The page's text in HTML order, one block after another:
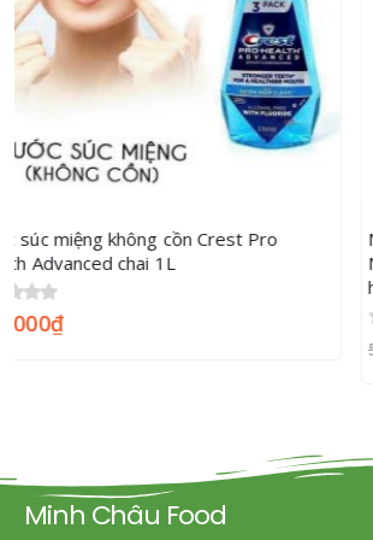
Nước uống đẹp da The Collagen Shiseido
Nhật bản dành cho người dưới 35 tuổi |
hộp 10 chai
Minh Châu Food